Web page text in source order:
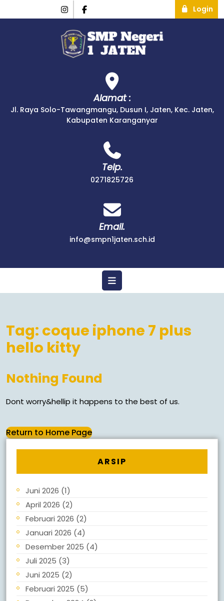
Login
Alamat :
Jl. Raya Solo-Tawangmangu, Dusun I, Jaten, Kec. Jaten,
Kabupaten Karanganyar
Telp.
0271825726
Email.
info@smpn1jaten.sch.id
Tag: coque iphone 7 plus
hello kitty
Nothing Found
Dont worry&hellip it happens to the best of us.
Return to Home Page
ARSIP
Juni 2026 (1)
April 2026 (2)
Februari 2026 (2)
Januari 2026 (4)
Desember 2025 (4)
Juli 2025 (3)
Juni 2025 (2)
Februari 2025 (5)